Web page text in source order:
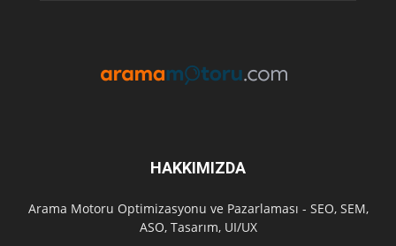
HAKKIMIZDA
Arama Motoru Optimizasyonu ve Pazarlaması - SEO, SEM,
ASO, Tasarım, UI/UX